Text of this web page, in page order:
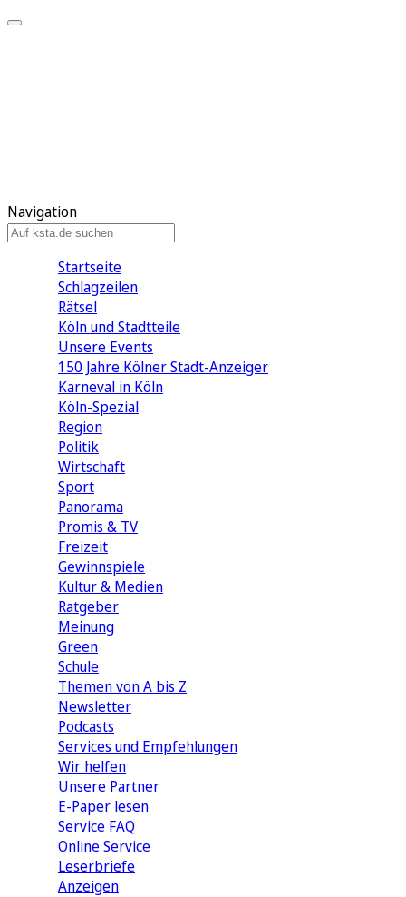
Navigation
Startseite
Schlagzeilen
Rätsel
Köln und Stadtteile
Unsere Events
150 Jahre Kölner Stadt-Anzeiger
Karneval in Köln
Köln-Spezial
Region
Politik
Wirtschaft
Sport
Panorama
Promis & TV
Freizeit
Gewinnspiele
Kultur & Medien
Ratgeber
Meinung
Green
Schule
Themen von A bis Z
Newsletter
Podcasts
Services und Empfehlungen
Wir helfen
Unsere Partner
E-Paper lesen
Service FAQ
Online Service
Leserbriefe
Anzeigen